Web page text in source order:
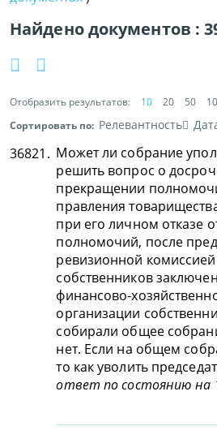
Найдено документов :
Отобразить результатов: 10 20 50
Сортировать по: Релевантность
36821. Может ли собрание
решить вопрос о
прекращении
правления
при его личном отказе
полномочий, после
ревизионной
собственников
финансово-
организации
собирали общее
нет. Если на общем
то как уволить
ответ по состоянию на